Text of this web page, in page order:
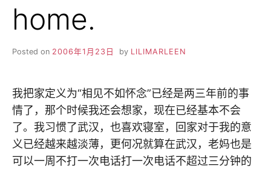
home.
Posted on 2006年1月23日 by LILIMARLEEN
我把家定义为“相见不如怀念”已经是两三年前的事
情了，那个时候我还会想家，现在已经基本不会
了。我习惯了武汉，也喜欢寝室，回家对于我的意
义已经越来越淡薄，更何况就算在武汉，老妈也是
可以一周不打一次电话打一次电话不超过三分钟的